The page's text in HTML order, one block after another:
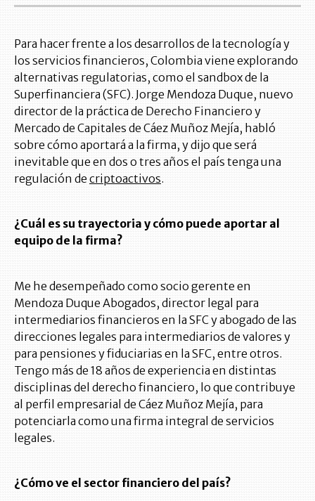
Para hacer frente a los desarrollos de la tecnología y
los servicios financieros, Colombia viene explorando
alternativas regulatorias, como el sandbox de la
Superfinanciera (SFC). Jorge Mendoza Duque, nuevo
director de la práctica de Derecho Financiero y
Mercado de Capitales de Cáez Muñoz Mejía, habló
sobre cómo aportará a la firma, y dijo que será
inevitable que en dos o tres años el país tenga una
regulación de criptoactivos.
¿Cuál es su trayectoria y cómo puede aportar al
equipo de la firma?
Me he desempeñado como socio gerente en
Mendoza Duque Abogados, director legal para
intermediarios financieros en la SFC y abogado de las
direcciones legales para intermediarios de valores y
para pensiones y fiduciarias en la SFC, entre otros.
Tengo más de 18 años de experiencia en distintas
disciplinas del derecho financiero, lo que contribuye
al perfil empresarial de Cáez Muñoz Mejía, para
potenciarla como una firma integral de servicios
legales.
¿Cómo ve el sector financiero del país?